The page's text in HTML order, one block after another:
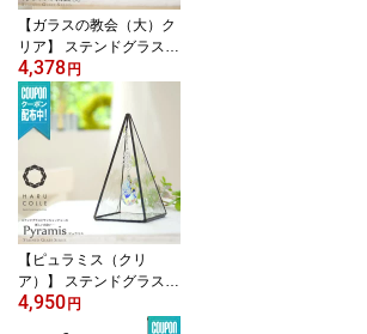
【ガラスの教会（大）ク
リア】 ステンドグラス
サンキャッチャー インテ
リア 北欧 雑貨 北欧雑貨
スタンド クリスタルガラ
ス 置物 置き型 デスク 小
物 風水 クリスタル 開運
玄関 プレシオサ おしゃ
れ かわいい プレゼント
ギフト 誕生日
4,378 円
【ピュラミス（クリ
ア）】 ステンドグラス
サンキャッチャー インテ
リア 北欧 雑貨 置物 置き
4,950 円